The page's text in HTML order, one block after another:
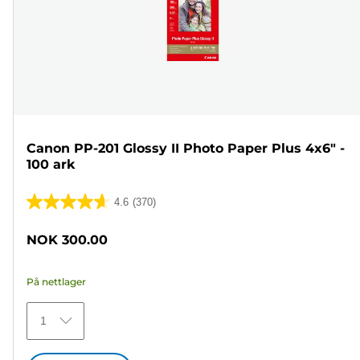
Canon PP-201 Glossy II Photo Paper Plus 4x6" -
100 ark
4.6 (370)
4.6
5
370
omtaler
NOK 300.00
På nettlager
1